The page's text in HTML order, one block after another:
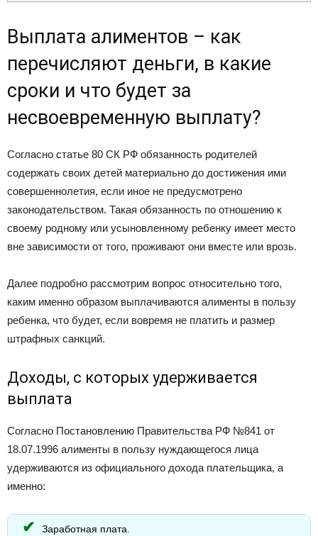
Выплата алиментов – как
перечисляют деньги, в какие
сроки и что будет за
несвоевременную выплату?
Согласно статье 80 СК РФ обязанность родителей
содержать своих детей материально до достижения ими
совершеннолетия, если иное не предусмотрено
законодательством. Такая обязанность по отношению к
своему родному или усыновленному ребенку имеет место
вне зависимости от того, проживают они вместе или врозь.
Далее подробно рассмотрим вопрос относительно того,
каким именно образом выплачиваются алименты в пользу
ребенка, что будет, если вовремя не платить и размер
штрафных санкций.
Доходы, с которых удерживается
выплата
Согласно Постановлению Правительства РФ №841 от
18.07.1996 алименты в пользу нуждающегося лица
удерживаются из официального дохода плательщика, а
именно:
Заработная плата.